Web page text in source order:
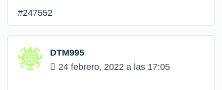
#247552
DTM995
24 febrero, 2022 a las 17:05